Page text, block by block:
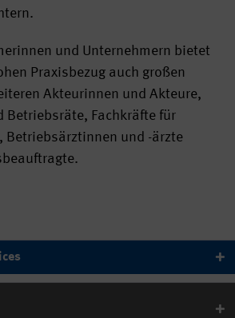
und Unternehmern bietet
Praxisbezug auch großen
Akteurinnen und Akteure,
Betriebsräte, Fachkräfte für
Betriebsärztinnen und -ärzte